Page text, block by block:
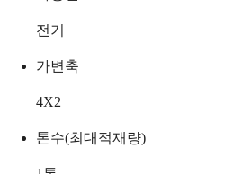
전기
가변축
4X2
톤수(최대적재량)